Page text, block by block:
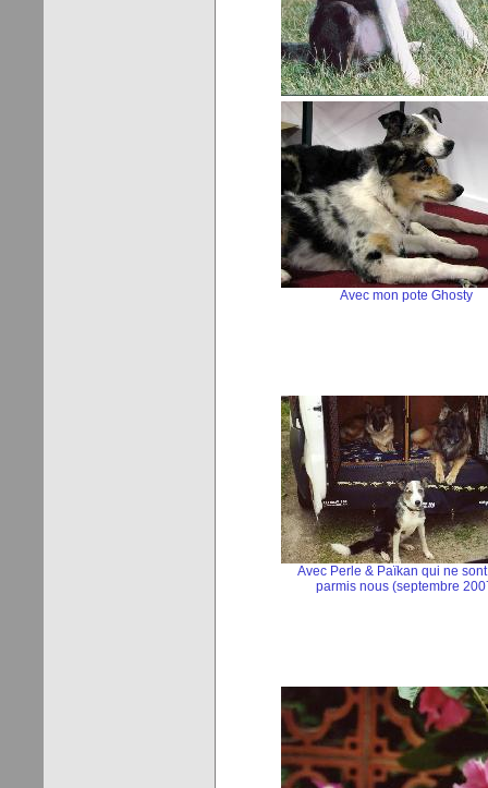
Avec mon pote Ghosty
Avec Perle & Païkan qui ne
parmis nous (septembre